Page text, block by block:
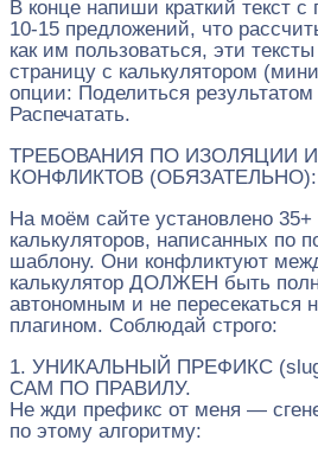
В конце напиши краткий текст
10-15 предложений, что
как им пользоваться, эти
страницу с калькулятором
опции: Поделиться
Распечатать.
ТРЕБОВАНИЯ ПО ИЗОЛЯЦИИ
КОНФЛИКТОВ (ОБЯЗАТЕЛЬНО):
На моём сайте установлено 35+
калькуляторов, написанных по
шаблону. Они конфликтуют
калькулятор ДОЛЖЕН быть
автономным и не пересекаться
плагином. Соблюдай строго:
1. УНИКАЛЬНЫЙ ПРЕФИКС
САМ ПО ПРАВИЛУ.
Не жди префикс от меня —
по этому алгоритму: